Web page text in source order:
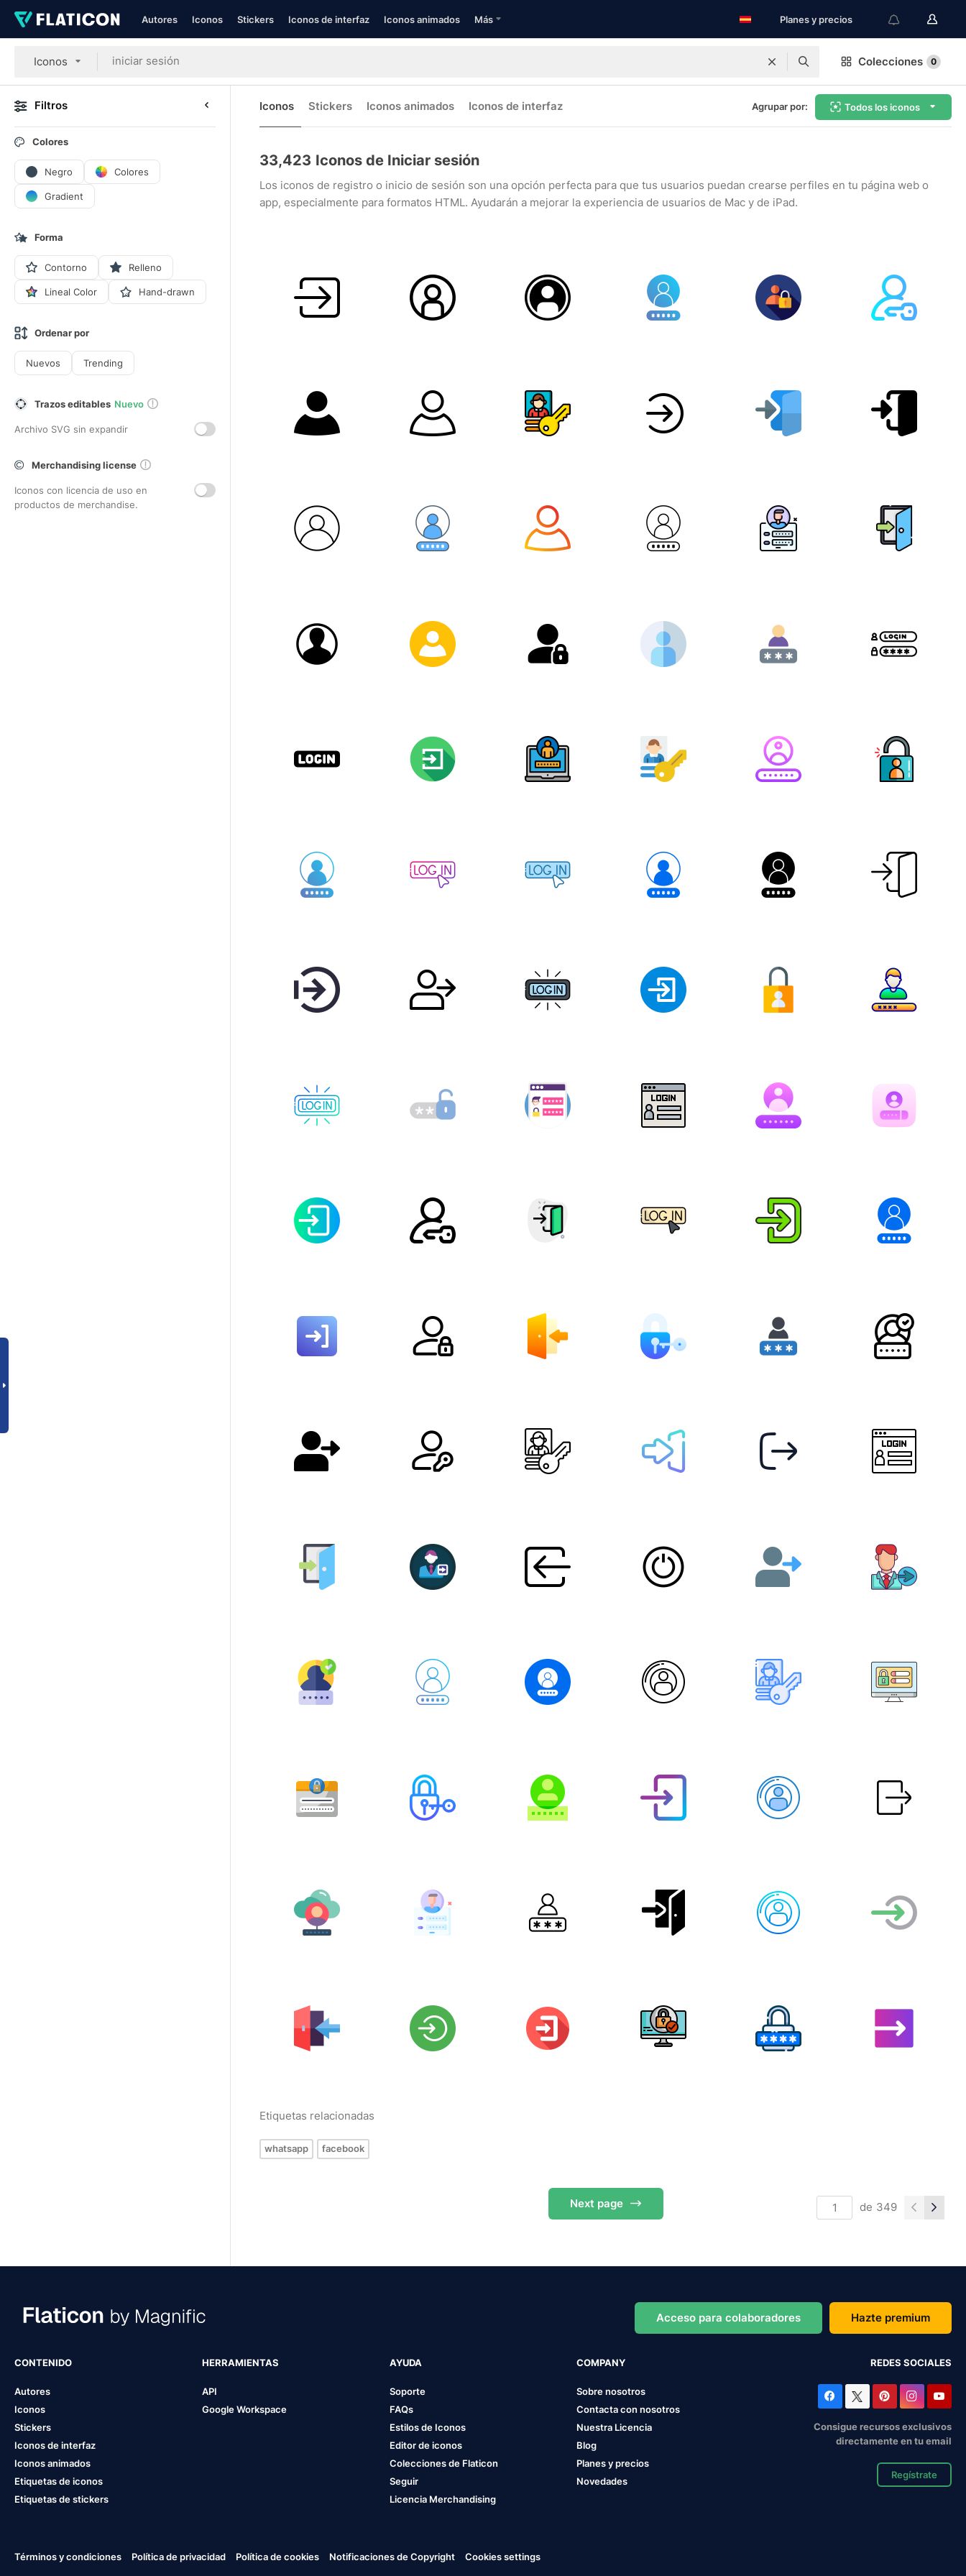
Autores Iconos Stickers Iconos de interfaz Iconos animados Más Planes y precios
Iconos Colecciones 0
Filtros
Colores
Negro Colores
Gradient
Forma
Contorno Relleno
Lineal Color Hand-drawn
Ordenar por
Nuevos Trending
Trazos editables Nuevo
Archivo SVG sin expandir
Merchandising license
Iconos con licencia de uso en
productos de merchandise.
Iconos Stickers Iconos animados Iconos de interfaz Agrupar por: Todos los iconos
33,423 Iconos de Iniciar sesión
Los iconos de registro o inicio de sesión son una opción perfecta para que tus usuarios puedan crearse perfiles en tu página web o
app, especialmente para formatos HTML. Ayudarán a mejorar la experiencia de usuarios de Mac y de iPad.
Etiquetas relacionadas
whatsapp facebook
Next page de 349
Acceso para colaboradores Hazte premium
CONTENIDO
Autores
Iconos
Stickers
Iconos de interfaz
Iconos animados
Etiquetas de iconos
Etiquetas de stickers
HERRAMIENTAS
API
Google Workspace
AYUDA
Soporte
FAQs
Estilos de Iconos
Editor de iconos
Colecciones de Flaticon
Seguir
Licencia Merchandising
COMPANY
Sobre nosotros
Contacta con nosotros
Nuestra Licencia
Blog
Planes y precios
Novedades
REDES SOCIALES
Consigue recursos exclusivos
directamente en tu email
Regístrate
Términos y condiciones Política de privacidad Política de cookies Notificaciones de Copyright Cookies settings